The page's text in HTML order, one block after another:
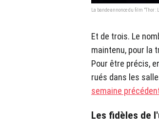
La bande-annonce du film "Thor :
Et de trois. Le
maintenu, pour la
Pour être précis,
rués dans les
semaine
Les fidèles de